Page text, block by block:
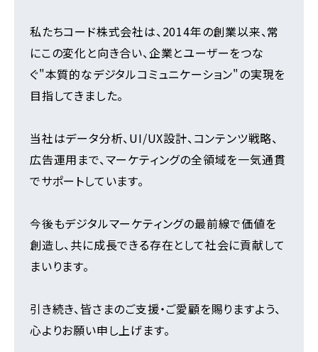
私たちコード株式会社は、2014年の創業以来、常
にこの変化と向き合い、企業とユーザーをつな
ぐ"本質的なデジタルコミュニケーション"の実現を
目指してきました。
当社はデータ分析、UI/UX設計、コンテンツ戦略、
広告運用まで、マーケティングの全領域を一気通貫
でサポートしています。
今後もデジタルマーケティングの最前線で価値を
創造し、共に成長できる存在として社会に貢献して
まいります。
引き続き、皆さまのご支援・ご愛顧を賜りますよう、
心よりお願い申し上げます。